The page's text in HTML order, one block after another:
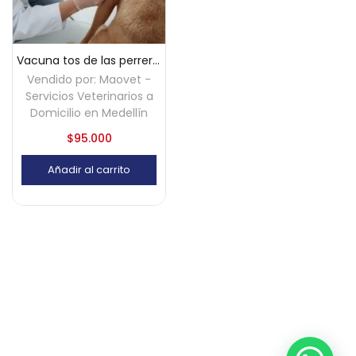
Vacuna tos de las perreras (Bordetella) a domicilio – Medellín
Vendido por: Maovet -
Servicios Veterinarios a
Domicilio en Medellín
$95.000
Añadir al carrito